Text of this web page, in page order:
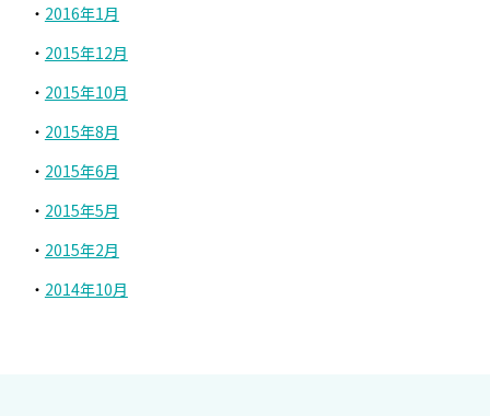
2016年1月
2015年12月
2015年10月
2015年8月
2015年6月
2015年5月
2015年2月
2014年10月